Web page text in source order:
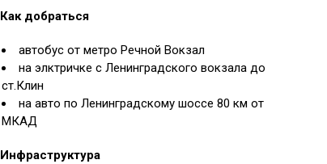
Как добраться
автобус от метро Речной Вокзал
на элктричке с Ленинградского вокзала до
ст.Клин
на авто по Ленинградскому шоссе 80 км от
МКАД
Инфраструктура